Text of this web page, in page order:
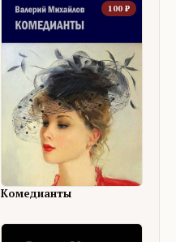
100 ₽
Комедианты